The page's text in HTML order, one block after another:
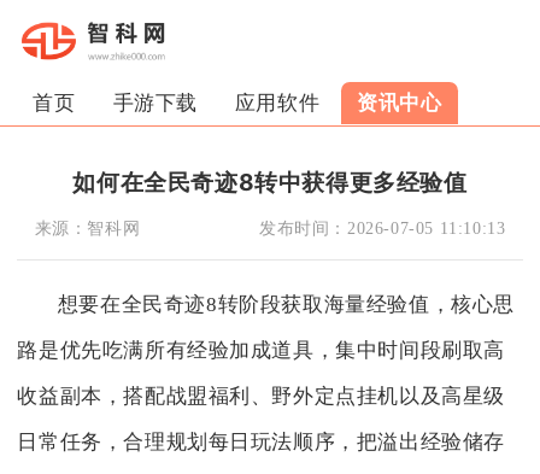
首页 手游下载 应用软件 资讯中心
如何在全民奇迹8转中获得更多经验值
来源： 智科网 发布时间： 2026-07-05 11:10:13
想要在全民奇迹8转阶段获取海量经验值，核心思
路是优先吃满所有经验加成道具，集中时间段刷取高
收益副本，搭配战盟福利、野外定点挂机以及高星级
日常任务，合理规划每日玩法顺序，把溢出经验储存